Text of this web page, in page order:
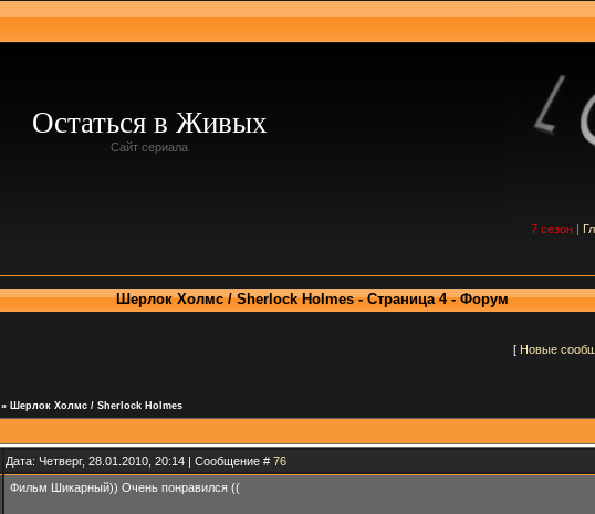
Остаться в Живых
Сайт сериала
7 сезон |
Шерлок Холмс / Sherlock Holmes - Страница 4 - Форум
[ Новые
» Шерлок Холмс / Sherlock Holmes
Дата: Четверг, 28.01.2010, 20:14 | Сообщение # 76
Фильм Шикарный)) Очень понравился ((